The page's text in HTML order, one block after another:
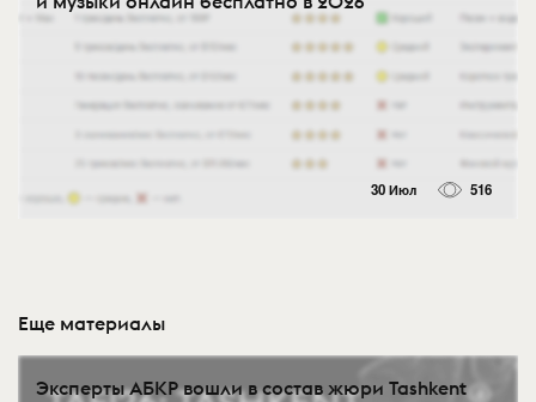
30 Июл 516
Еще материалы
Эксперты АБКР вошли в состав жюри Tashkent